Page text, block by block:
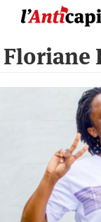
principal
Floriane